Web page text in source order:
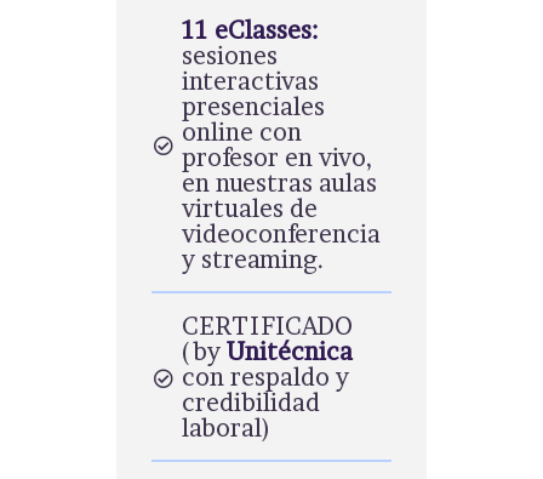
11 eClasses:
sesiones
interactivas
presenciales
online con
profesor en vivo,
en nuestras aulas
virtuales de
videoconferencia
y streaming.
CERTIFICADO
(by Unitécnica
con respaldo y
credibilidad
laboral)